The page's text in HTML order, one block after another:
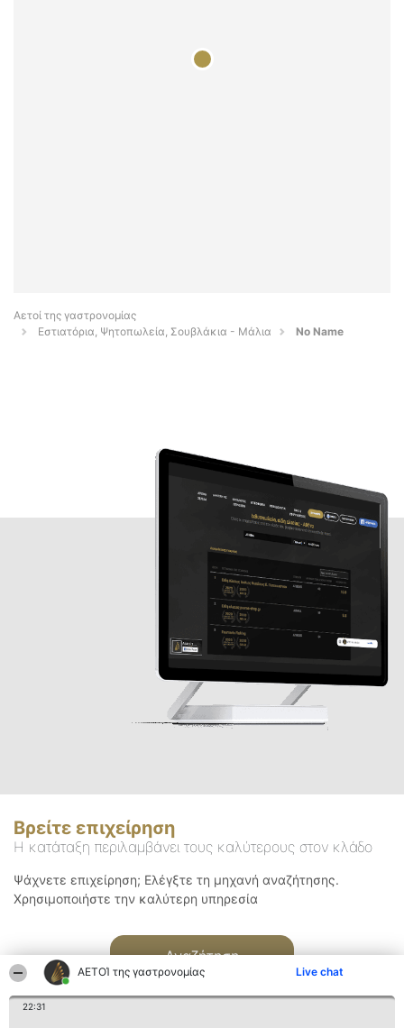
ΑΕΤΟΊ της γαστρονομίας Live chat
22:31
Αετοί της γαστρονομίας
Εστιατόρια, Ψητοπωλεία, Σουβλάκια - Μάλια
No Name
Βρείτε επιχείρηση
Η κατάταξη περιλαμβάνει τους καλύτερους στον κλάδο
Ψάχνετε επιχείρηση; Ελέγξτε τη μηχανή αναζήτησης.
Χρησιμοποιήστε την καλύτερη υπηρεσία
Αναζήτηση